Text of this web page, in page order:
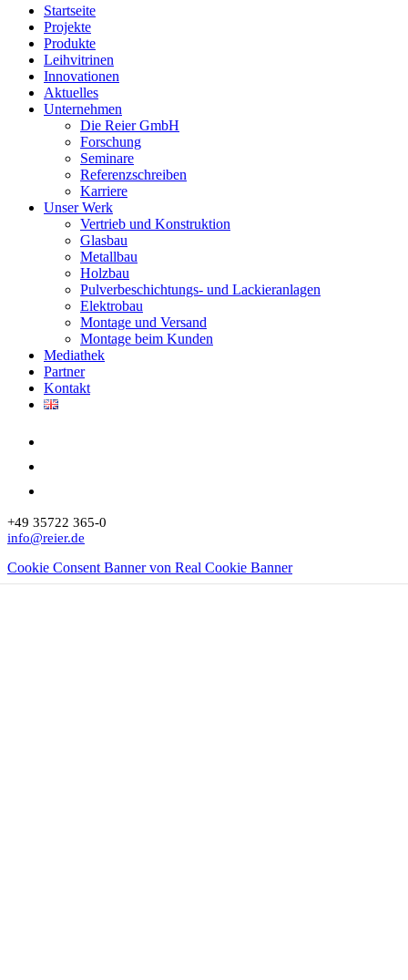
Close
Menu
Startseite
Projekte
Produkte
Leihvitrinen
Innovationen
Aktuelles
Unternehmen
Die Reier GmbH
Forschung
Seminare
Referenzschreiben
Karriere
Unser Werk
Vertrieb und Konstruktion
Glasbau
Metallbau
Holzbau
Pulverbeschichtungs- und Lackieranlagen
Elektrobau
Montage und Versand
Montage beim Kunden
Mediathek
Partner
Kontakt
+49 35722 365-0
info@reier.de
Cookie Consent Banner von Real Cookie Banner